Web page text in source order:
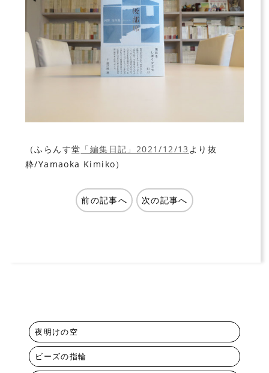
（ふらんす堂 「編集日記」2021/12/13 より抜
粋/Yamaoka Kimiko）
前の記事へ 次の記事へ
夜明けの空
ビーズの指輪